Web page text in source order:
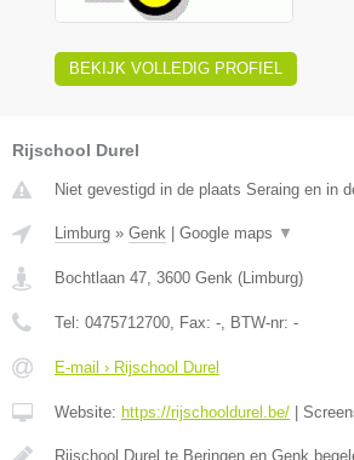
BEKIJK VOLLEDIG PROFIEL
Rijschool Durel
Niet gevestigd in de plaats Seraing en in
Limburg » Genk Google maps ▼
Bochtlaan 47, 3600 Genk (Limburg)
Tel: 0475712700, Fax: -, BTW-nr: -
E-mail › Rijschool Durel
Website: https://rijschooldurel.be/
Rijschool Durel te Beringen en Genk